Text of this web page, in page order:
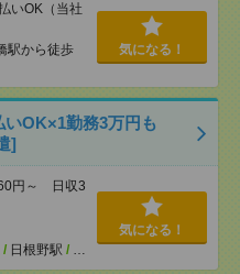
いOK（当社
駅から徒歩
気になる！
OK×1勤務3万円も
]
円～ 日収3
/ 日根野駅 / …
気になる！